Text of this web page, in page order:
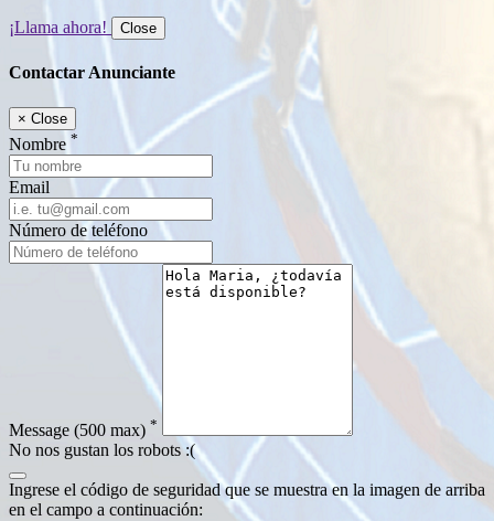
¡Llama ahora! Close
Contactar Anunciante
× Close
Nombre *
Email
Número de teléfono
Message (500 max) *
No nos gustan los robots :(
Ingrese el código de seguridad que se muestra en la imagen de arriba
en el campo a continuación: